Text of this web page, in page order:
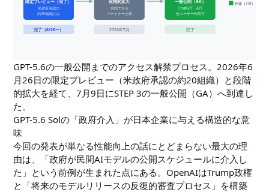
限定プレビュー（完了）
米政府承認の
約20組織のみ
完了（6/26〜）
段階的拡大
信頼できる
パートナー企業
2026年7月
一般公開（GA）
ChatGPT・API
全ユーザー利用可
完了
到達（7/9）
GPT-5.6の一般公開までのアクセス解禁プロセス。2026年6
月26日の限定プレビュー（米政府承認の約20組織）と段階
的拡大を経て、7月9日にSTEP 3の一般公開（GA）へ到達し
た。
GPT-5.6 Solの「政府介入」が日本企業に与える構造的な意
味
今回の発表が単なる性能向上の話にとどまらない最大の理
由は、「政府が民間AIモデルの公開スケジュールに介入し
た」という前例が生まれた点にある。OpenAIはTrump政権
と「将来のモデルリリースの反復的審査プロセス」を構築